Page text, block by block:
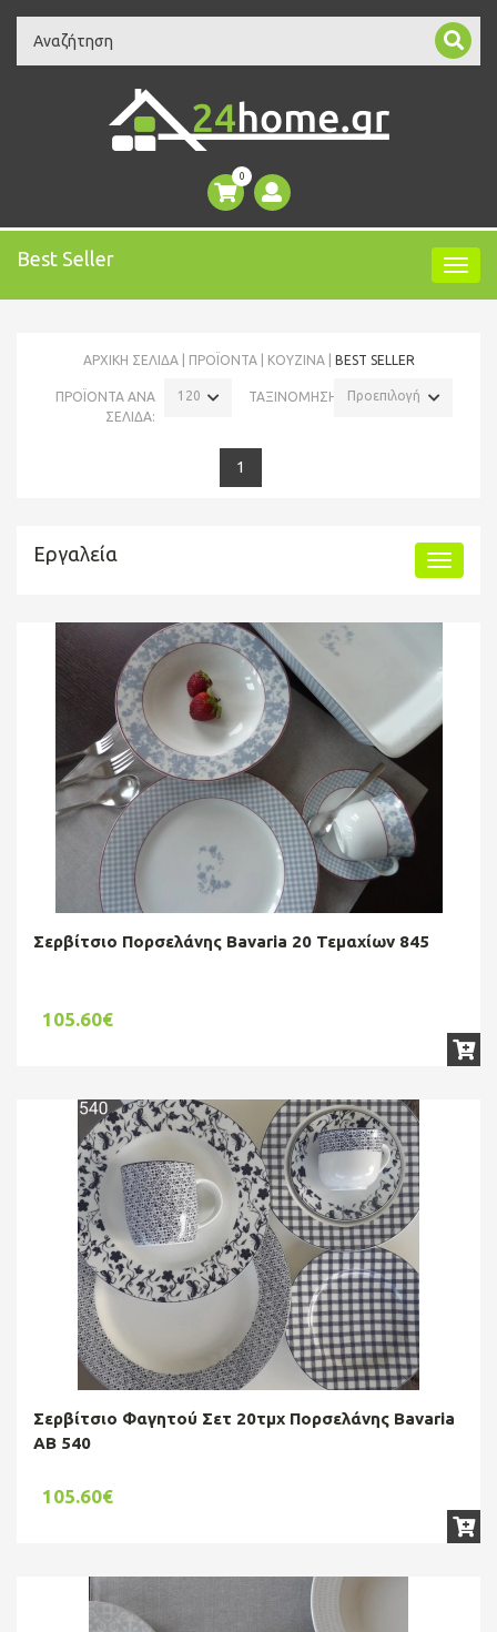
Search
0
Best Seller
ΑΡΧΙΚΉ ΣΕΛΊΔΑ ΠΡΟΪΌΝΤΑ ΚΟΥΖΙΝΑ BEST SELLER
ΠΡΟΪΟΝΤΑ ΑΝΑ
ΣΕΛΙΔΑ:
120 ΤΑΞΙΝΟΜΗΣΗ: Προεπιλογή
1
Εργαλεία
Σερβίτσιο Πορσελάνης Bavaria 20 Τεμαχίων 845
105.60€
Σερβίτσιο Φαγητού Σετ 20τμχ Πορσελάνης Bavaria
AB 540
105.60€